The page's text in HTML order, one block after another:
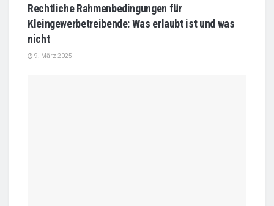
Rechtliche Rahmenbedingungen für
Kleingewerbetreibende: Was erlaubt ist und was
nicht
9. März 2025